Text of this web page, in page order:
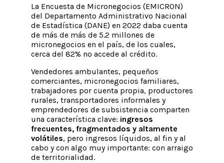
La Encuesta de Micronegocios (EMICRON)
del Departamento Administrativo Nacional
de Estadística (DANE) en 2022 daba cuenta
de más de más de 5.2 millones de
micronegocios en el país, de los cuales,
cerca del 82% no accede al crédito.
Vendedores ambulantes, pequeños
comerciantes, micronegocios familiares,
trabajadores por cuenta propia, productores
rurales, transportadores informales y
emprendedores de subsistencia comparten
una característica clave: ingresos
frecuentes, fragmentados y altamente
volátiles, pero ingresos líquidos, al fin y al
cabo y con algo muy importante: con arraigo
de territorialidad.